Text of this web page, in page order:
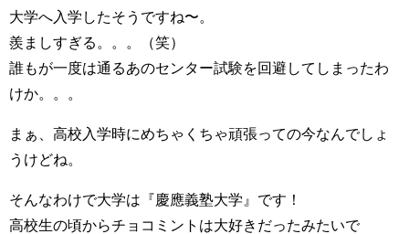
大学へ入学したそうですね〜。
羨ましすぎる。。。（笑）
誰もが一度は通るあのセンター試験を回避してしまったわ
けか。。。
まぁ、高校入学時にめちゃくちゃ頑張っての今なんでしょ
うけどね。
そんなわけで大学は『慶應義塾大学』です！
高校生の頃からチョコミントは大好きだったみたいで